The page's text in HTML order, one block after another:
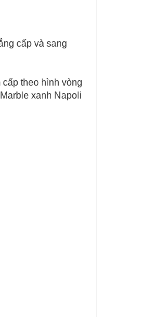
cấp và sang
theo hình vòng
xanh Napoli